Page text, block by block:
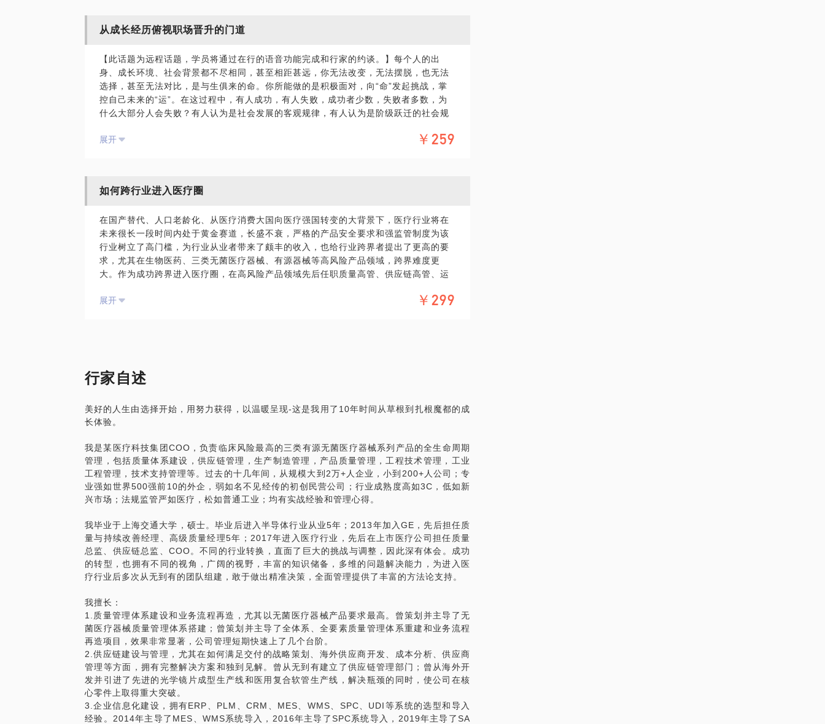
能降本的都降了，提出涨价也都按着未让涨，随时面临定时炸弹，此情此景，如何完成
在有限条件下，产能出现瓶颈，如何才能大幅提升产能；
交付与销售需求总是匹配不上；
销售总是埋怨产品质量，如何解决“质量难题”；
产品质量一地鸡毛，质量管理杂乱无章，如何把握质量管理的核心；
瓶颈问题自从晋升为“癌症”，自此无人问津，如何“解救”供应链；
问题闭环差，质量部门总是“热脸贴冷屁股”，如何让各部门自主动起来。
沟通。
从成长经历俯视职场晋升的门道
【此话题为远程话题，学员将通过在行的语音功能完成和行家的约谈。】每个人的出
身、成长环境、社会背景都不尽相同，甚至相距甚远，你无法改变，无法摆脱，也无法
选择，甚至无法对比，是与生俱来的命。你所能做的是积极面对，向“命”发起挑战，掌
控自己未来的“运”。在这过程中，有人成功，有人失败，成功者少数，失败者多数，为
什么大部分人会失败？有人认为是社会发展的客观规律，有人认为是阶级跃迁的社会规
认为，所以大部分人会失败，并把失败归咎于此；“不对”是因为小部分人明白这些规律
晋升，35岁已先后任职过质量高管、供应链高管、运营高管，期间面对了诸多挑战，发
学妹或正处于迷茫的朋友。
展开 ￥259
如何跨行业进入医疗圈
在国产替代、人口老龄化、从医疗消费大国向医疗强国转变的大背景下，医疗行业将在
未来很长一段时间内处于黄金赛道，长盛不衰，严格的产品安全要求和强监管制度为该
行业树立了高门槛，为行业从业者带来了颇丰的收入，也给行业跨界者提出了更高的要
求，尤其在生物医药、三类无菌医疗器械、有源器械等高风险产品领域，跨界难度更
大。作为成功跨界进入医疗圈，在高风险产品领域先后任职质量高管、供应链高管、运
是不是只有生物学、药学、医学、临床医学等相关专业能进医疗圈？
跨界者面试前，By Default应该知道哪些？
医疗法规繁多，哪些是主要法规，学习优先级怎样，如何才能更好地理解这些法规？
医疗产品注册有哪些要求？
医疗产品风险控制有哪些要求？与工业有什么不同？
医疗产品质量管理有哪些要求？与工业有什么不同？
等等。
PS.在选择与我通话或见面前，请把你的问题更具体化，毕竟一小时的谈话时间宝贵，期
待与你沟通。
展开 ￥299
行家自述
美好的人生由选择开始，用努力获得，以温暖呈现-这是我用了10年时间从草根到扎根魔都的成
长体验。
我是某医疗科技集团COO，负责临床风险最高的三类有源无菌医疗器械系列产品的全生命周期
管理，包括质量体系建设，供应链管理，生产制造管理，产品质量管理，工程技术管理，工业
工程管理，技术支持管理等。过去的十几年间，从规模大到2万+人企业，小到200+人公司；专
业强如世界500强前10的外企，弱如名不见经传的初创民营公司；行业成熟度高如3C，低如新
兴市场；法规监管严如医疗，松如普通工业；均有实战经验和管理心得。
我毕业于上海交通大学，硕士。毕业后进入半导体行业从业5年；2013年加入GE，先后担任质
量与持续改善经理、高级质量经理5年；2017年进入医疗行业，先后在上市医疗公司担任质量
总监、供应链总监、COO。不同的行业转换，直面了巨大的挑战与调整，因此深有体会。成功
的转型，也拥有不同的视角，广阔的视野，丰富的知识储备，多维的问题解决能力，为进入医
疗行业后多次从无到有的团队组建，敢于做出精准决策，全面管理提供了丰富的方法论支持。
我擅长：
1.质量管理体系建设和业务流程再造，尤其以无菌医疗器械产品要求最高。曾策划并主导了无
菌医疗器械质量管理体系搭建；曾策划并主导了全体系、全要素质量管理体系重建和业务流程
再造项目，效果非常显著，公司管理短期快速上了几个台阶。
2.供应链建设与管理，尤其在如何满足交付的战略策划、海外供应商开发、成本分析、供应商
管理等方面，拥有完整解决方案和独到见解。曾从无到有建立了供应链管理部门；曾从海外开
发并引进了先进的光学镜片成型生产线和医用复合软管生产线，解决瓶颈的同时，使公司在核
心零件上取得重大突破。
3.企业信息化建设，拥有ERP、PLM、CRM、MES、WMS、SPC、UDI等系统的选型和导入
经验。2014年主导了MES、WMS系统导入，2016年主导了SPC系统导入，2019年主导了SA